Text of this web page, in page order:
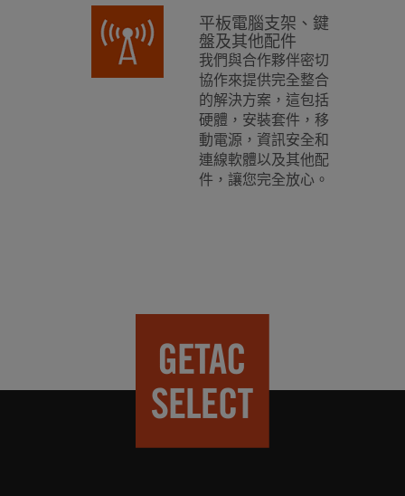
平板電腦支架、鍵
盤及其他配件
我們與合作夥伴密切
協作來提供完全整合
的解決方案，這包括
硬體，安裝套件，移
動電源，資訊安全和
連線軟體以及其他配
件，讓您完全放心。